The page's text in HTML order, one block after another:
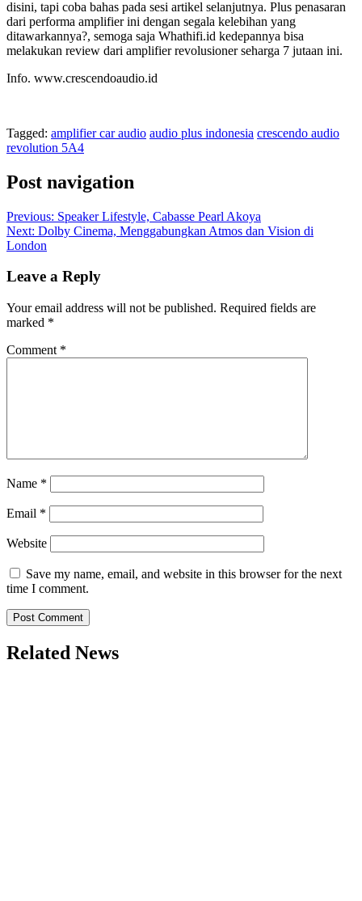
disini, tapi coba bahas pada sesi artikel selanjutnya. Plus penasaran
dari performa amplifier ini dengan segala kelebihan yang
ditawarkannya?, semoga saja Whathifi.id kedepannya bisa
melakukan review dari amplifier revolusioner seharga 7 jutaan ini.
Info. www.crescendoaudio.id
Tagged: amplifier car audio audio plus indonesia crescendo audio
revolution 5A4
Post navigation
Previous: Speaker Lifestyle, Cabasse Pearl Akoya
Next: Dolby Cinema, Menggabungkan Atmos dan Vision di
London
Leave a Reply
Your email address will not be published. Required fields are
marked *
Comment *
Name *
Email *
Website
Save my name, email, and website in this browser for the next
time I comment.
Related News